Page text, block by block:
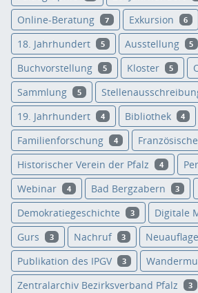
Online-Beratung 7 Exkursion 6
18. Jahrhundert 5 Ausstellung 5
Buchvorstellung 5 Kloster 5
Sammlung 5
19. Jahrhundert 4 Bibliothek 4
Familienforschung 4
Historischer Verein der Pfalz 4
Webinar 4 Bad Bergzabern 3
Demokratiegeschichte 3 Digitale
Gurs 3 Nachruf 3 Neuauflage
Publikation des IPGV 3
Zentralarchiv Bezirksverband Pfalz 3